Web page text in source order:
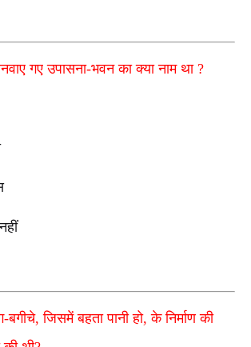
गए उपासना-भवन का क्या नाम था ?
बगीचे,जिसमें बहता पानी हो,के निर्माण की